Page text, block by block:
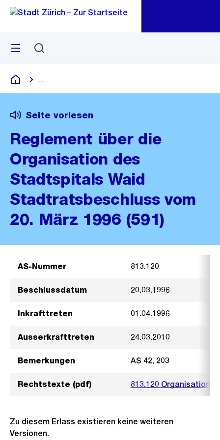
Navigation
Sprunglink
Menü
Deutsch
Seite vorlesen
Reglement über die
Organisation des
Stadtspitals Waid
Stadtratsbeschluss vom
20. März 1996 (591)
AS-Nummer 813.120
Beschlussdatum 20.03.1996
Inkrafttreten 01.04.1996
Ausserkrafttreten 24.03.2010
Bemerkungen AS 42, 203
Rechtstexte (pdf) 813.120 Organisation
Zu diesem Erlass existieren keine weiteren
Versionen.